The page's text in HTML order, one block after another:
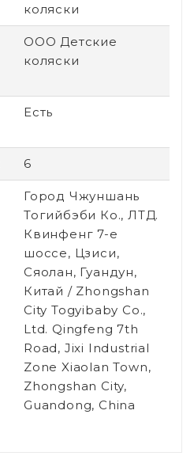
коляски
ООО Детские
коляски
Есть
6
Город Чжуншань
Тогийбэби Ко., ЛТД.
Квинфенг 7-е
шоссе, Цзиси,
Сяолан, Гуандун,
Китай / Zhongshan
City Togyibaby Co.,
Ltd. Qingfeng 7th
Road, Jixi Industrial
Zone Xiaolan Town,
Zhongshan City,
Guandong, China